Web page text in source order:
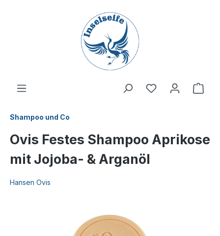
Shampoo und Co
Ovis Festes Shampoo Aprikose
mit Jojoba- & Arganöl
Hansen Ovis